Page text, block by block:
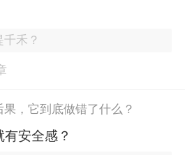
禾？
，它到底做错了什么？
安全感？